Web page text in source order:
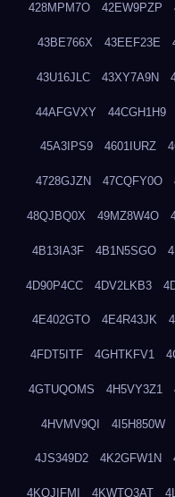
428MPM7O 42EW9PZP
43BE766X 43EEF23E
43U16JLC 43XY7A9N
44AFGVXY 44CGH1H9
45A3IPS9 4601IURZ
4728GJZN 47CQFY0O
48QJBQ0X 49MZ8W4O
4B13IA3F 4B1N5SGO
4D90P4CC 4DV2LKB3
4E402GTO 4E4R43JK
4FDT5ITF 4GHTKFV1
4GTUQOMS 4H5VY3Z1
4HVMV9QI 4I5H850W
4JS349D2 4K2GFW1N
4KQJIFMI 4KWTO3AT